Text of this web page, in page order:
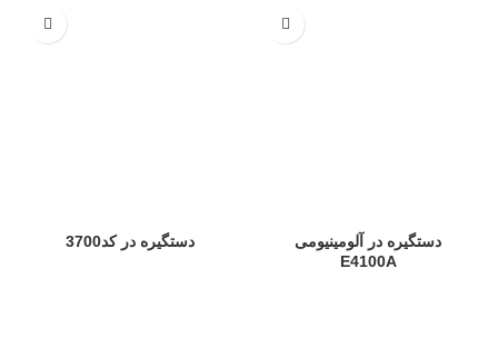
دستگیره در آلومینیومی
E4100A
دستگیره در کد3700